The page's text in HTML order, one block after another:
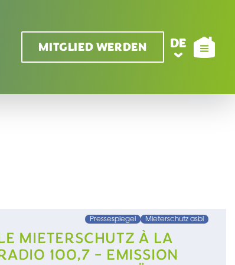
MITGLIED WERDEN DE
Pressespiegel Mieterschutz asbl
MIETERSCHUTZ À LA
100,7 - EMISSION